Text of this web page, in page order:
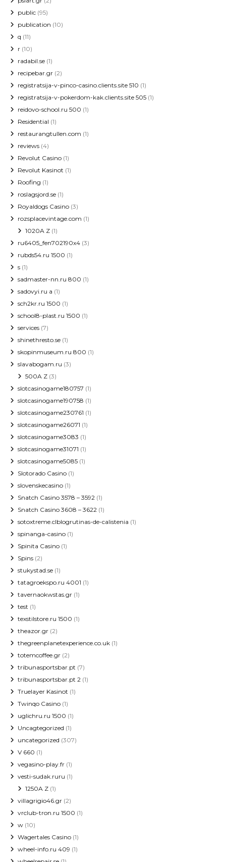
public (95)
publication (10)
q (11)
r (10)
radabil.se (1)
recipebar.gr (2)
registratsija-v-pinco-casino.clients.site 510 (1)
registratsija-v-pokerdom-kak.clients.site 505 (1)
reidovo-school.ru 500 (1)
Residential (1)
restaurangtullen.com (1)
reviews (4)
Revolut Casino (1)
Revolut Kasinot (1)
Roofing (1)
roslagsjord.se (1)
Royaldogs Casino (3)
rozsplacevintage.com (1)
1020A Z (1)
ru6405_fen702190x4 (3)
rubds54.ru 1500 (1)
s (1)
sadmaster-nn.ru 800 (1)
sadovyi.ru a (1)
sch2kr.ru 1500 (1)
school8-plast.ru 1500 (1)
services (7)
shinethresto.se (1)
skopinmuseum.ru 800 (1)
slavabogam.ru (3)
500A Z (3)
slotcasinogame180757 (1)
slotcasinogame190758 (1)
slotcasinogame230761 (1)
slotcasinogame26071 (1)
slotcasinogame3083 (1)
slotcasinogame31071 (1)
slotcasinogame5085 (1)
Slotorado Casino (1)
slovenskecasino (1)
Snatch Casino 3578 – 3592 (1)
Snatch Casino 3608 – 3622 (1)
sotoxtreme.clblogrutinas-de-calistenia (1)
spinanga-casino (1)
Spinita Casino (1)
Spins (2)
stukystad.se (1)
tatagroekspo.ru 4001 (1)
tavernaokwstas.gr (1)
test (1)
texstilstore.ru 1500 (1)
theazor.gr (2)
thegreenplanetexperience.co.uk (1)
totemcoffee.gr (2)
tribunasportsbar.pt (7)
tribunasportsbar.pt 2 (1)
Truelayer Kasinot (1)
Twinqo Casino (1)
uglichru.ru 1500 (1)
Uncagtegorized (1)
uncategorized (307)
V 660 (1)
vegasino-play.fr (1)
vesti-sudak.ruru (1)
1250A Z (1)
villagrigio46.gr (2)
vrclub-tron.ru 1500 (1)
w (10)
Wagertales Casino (1)
wheel-info.ru 409 (1)